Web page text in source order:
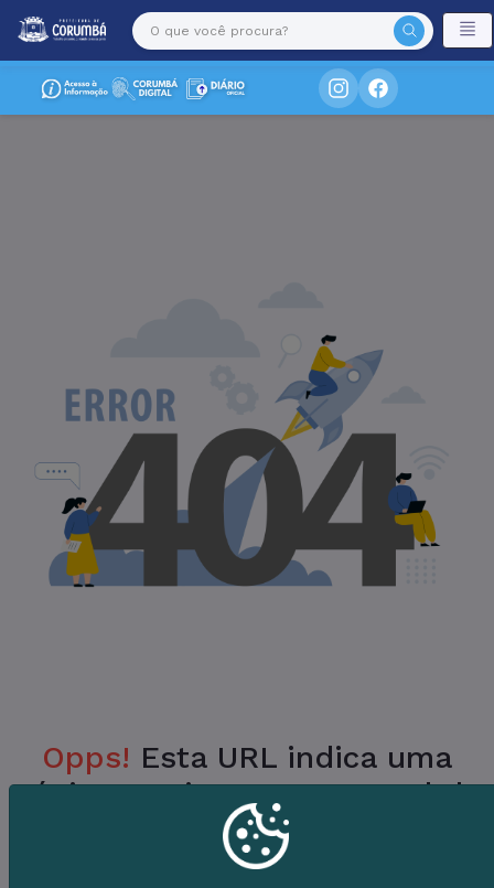
Opps! Esta URL indica uma
Página Inexistente no Portal da
Prefeitura.
Verifique a URL ou vá para o Início e use o